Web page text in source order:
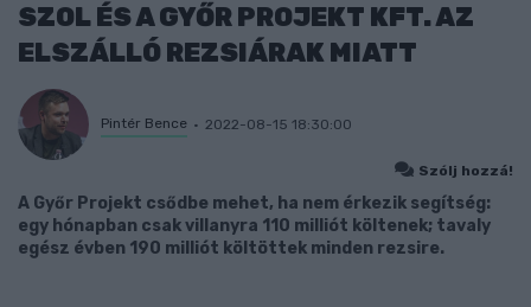
SZOL ÉS A GYŐR PROJEKT KFT. AZ
ELSZÁLLÓ REZSIÁRAK MIATT
Pintér Bence 2022-08-15 18:30:00
Szólj hozzá!
A Győr Projekt csődbe mehet, ha nem érkezik segítség:
egy hónapban csak villanyra 110 milliót költenek; tavaly
egész évben 190 milliót költöttek minden rezsire.